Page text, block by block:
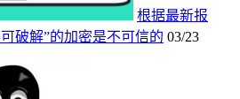
根据最新报
破解”的加密是不可信的 03/23